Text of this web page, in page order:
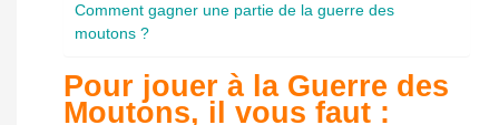
Comment gagner une partie de la guerre des
moutons ?
Pour jouer à la Guerre des
Moutons, il vous faut :